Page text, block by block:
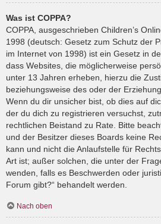
Was ist COPPA?
COPPA, ausgeschrieben Children’s
1998 (deutsch: Gesetz zum Schutz der
im Internet von 1998) ist ein Gesetz in
dass Websites, die möglicherweise
unter 13 Jahren erheben, hierzu die
beziehungsweise des oder der
Wenn du dir unsicher bist, ob dies auf
der du dich zu registrieren versuchst,
rechtlichen Beistand zu Rate. Bitte
und der Besitzer dieses Boards keine
kann und nicht die Anlaufstelle für
Art ist; außer solchen, die unter der
wenden, falls es Beschwerden oder
Forum gibt?“ behandelt werden.
Nach oben